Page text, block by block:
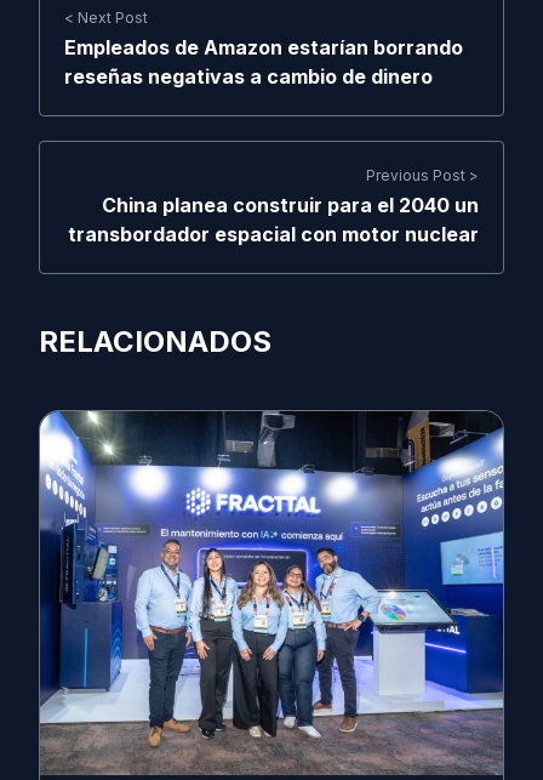
< Next Post
Empleados de Amazon estarían borrando
reseñas negativas a cambio de dinero
Previous Post >
China planea construir para el 2040 un
transbordador espacial con motor nuclear
RELACIONADOS